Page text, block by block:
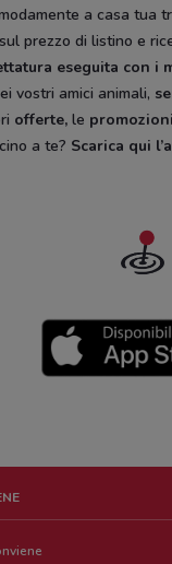
a casa tua
prezzo di listino e
eseguita con i
vostri amici animali,
offerte, le promozioni
a te? Scarica qui